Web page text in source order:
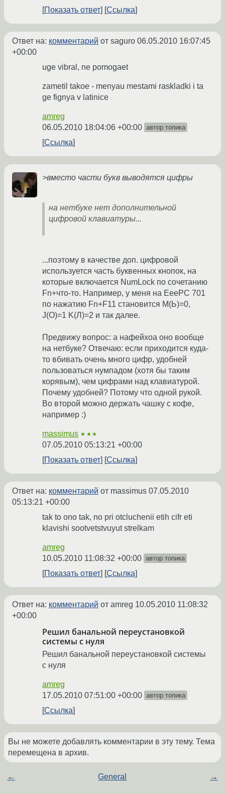
Показать ответ
Ссылка
Ответ на: комментарий от saguro 06.05.2010 16:07:45
+00:00
uge vibral, ne pomogaet
zametil takoe - menyau mestami raskladki i ta
ge fignya v latinice
amreg
06.05.2010 18:04:06 +00:00 автор топика
Ссылка
>вместо части букв выводятся цифры
на нетбуке нет дополнительной
цифровой клавиатуры...
...поэтому в качестве доп. цифровой
используется часть буквенных кнопок, на
которые включается NumLock по сочетанию
Fn+что-то. Например, у меня на EeePC 701
по нажатию Fn+F11 становится M(Ь)=0,
J(О)=1 K(Л)=2 и так далее.
Предвижу вопрос: а нафейхоа оно вообще
на нетбуке? Отвечаю: если приходится куда-
то вбивать очень много цифр, удобней
пользоваться нумпадом (хотя бы таким
корявым), чем цифрами над клавиатурой.
Почему удобней? Потому что одной рукой.
Во второй можно держать чашку с кофе,
например :)
massimus ★★★
07.05.2010 05:13:21 +00:00
Показать ответ
Ссылка
Ответ на: комментарий от massimus 07.05.2010
05:13:21 +00:00
tak to ono tak, no pri otcluchenii etih cifr eti
klavishi sootvetstvuyut strelkam
amreg
10.05.2010 11:08:32 +00:00 автор топика
Показать ответ Ссылка
Ответ на: комментарий от amreg 10.05.2010 11:08:32
+00:00
Решил банальной переустановкой
системы с нуля
Решил банальной переустановкой системы
с нуля
amreg
17.05.2010 07:51:00 +00:00 автор топика
Ссылка
Вы не можете добавлять комментарии в эту тему. Тема
перемещена в архив.
← General →